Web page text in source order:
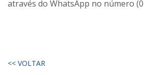
através do WhatsApp no número
<< VOLTAR